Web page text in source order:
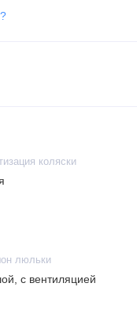
коляски
люльки
с вентиляцией